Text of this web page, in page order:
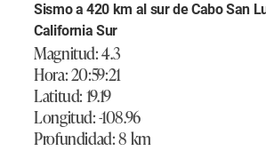
Sismo a 420 km al sur de Cabo San
California Sur
Magnitud: 4.3
Hora: 20:59:21
Latitud: 19.19
Longitud: -108.96
Profundidad: 8 km